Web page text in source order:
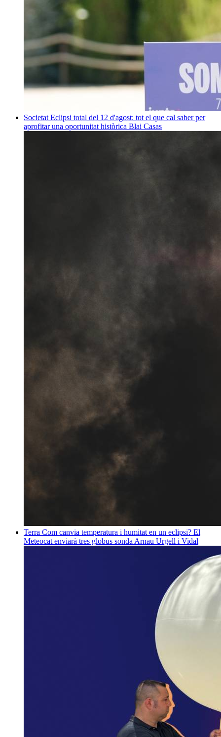
Societat Eclipsi total del 12 d'agost: tot el que cal saber per
aprofitar una oportunitat històrica Blai Casas
Terra Com canvia temperatura i humitat en un eclipsi? El
Meteocat enviarà tres globus sonda Arnau Urgell i Vidal